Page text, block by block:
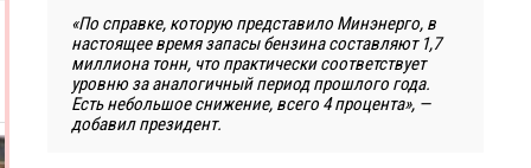
«По справке, которую представило Минэнерго, в
настоящее время запасы бензина составляют 1,7
миллиона тонн, что практически соответствует
уровню за аналогичный период прошлого года.
Есть небольшое снижение, всего 4 процента», —
добавил президент.